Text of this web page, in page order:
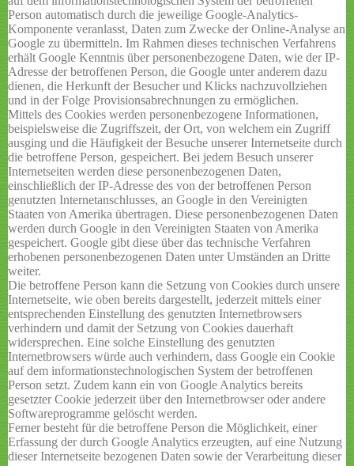
Person automatisch durch die jeweilige Google-Analytics-
Komponente veranlasst, Daten zum Zwecke der Online-Analyse an
Google zu übermitteln. Im Rahmen dieses technischen Verfahrens
erhält Google Kenntnis über personenbezogene Daten, wie der IP-
Adresse der betroffenen Person, die Google unter anderem dazu
dienen, die Herkunft der Besucher und Klicks nachzuvollziehen
und in der Folge Provisionsabrechnungen zu ermöglichen.
Mittels des Cookies werden personenbezogene Informationen,
beispielsweise die Zugriffszeit, der Ort, von welchem ein Zugriff
ausging und die Häufigkeit der Besuche unserer Internetseite durch
die betroffene Person, gespeichert. Bei jedem Besuch unserer
Internetseiten werden diese personenbezogenen Daten,
einschließlich der IP-Adresse des von der betroffenen Person
genutzten Internetanschlusses, an Google in den Vereinigten
Staaten von Amerika übertragen. Diese personenbezogenen Daten
werden durch Google in den Vereinigten Staaten von Amerika
gespeichert. Google gibt diese über das technische Verfahren
erhobenen personenbezogenen Daten unter Umständen an Dritte
weiter.
Die betroffene Person kann die Setzung von Cookies durch unsere
Internetseite, wie oben bereits dargestellt, jederzeit mittels einer
entsprechenden Einstellung des genutzten Internetbrowsers
verhindern und damit der Setzung von Cookies dauerhaft
widersprechen. Eine solche Einstellung des genutzten
Internetbrowsers würde auch verhindern, dass Google ein Cookie
auf dem informationstechnologischen System der betroffenen
Person setzt. Zudem kann ein von Google Analytics bereits
gesetzter Cookie jederzeit über den Internetbrowser oder andere
Softwareprogramme gelöscht werden.
Ferner besteht für die betroffene Person die Möglichkeit, einer
Erfassung der durch Google Analytics erzeugten, auf eine Nutzung
dieser Internetseite bezogenen Daten sowie der Verarbeitung dieser